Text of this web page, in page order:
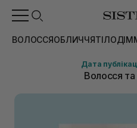
ВОЛОССЯОБЛИЧЧЯТІЛОДІМ
Дата
Волосся та